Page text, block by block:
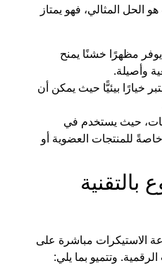
الحل المثالي، فهو يمتاز
يوفر مظهرًا خشنًا يمنح
وأصيلة.
خيارًا بيئيًّا حيث يمكن أن
حيث يستخدم في
خاصةً للمنتجات العضوية أو
بالتقنية
الاستيكرات مباشرة على
وتتميو بما يلي: